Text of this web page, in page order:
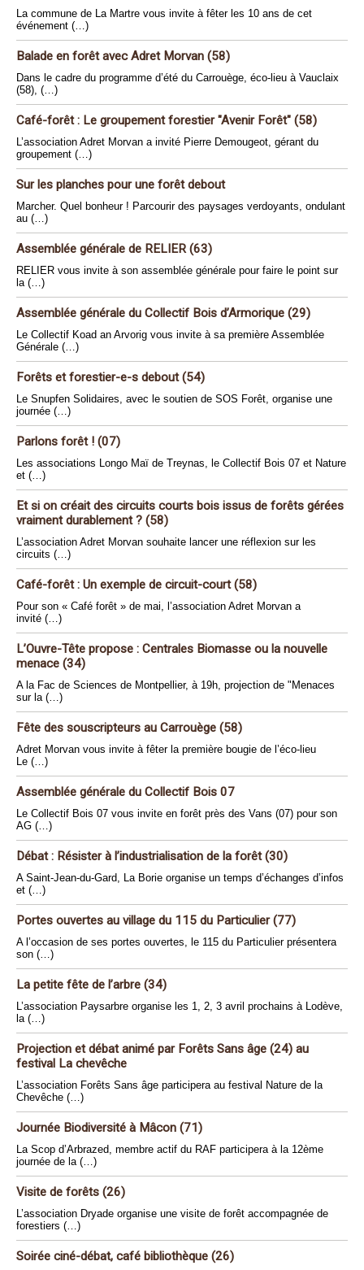
La commune de La Martre vous invite à fêter les 10 ans de cet
événement (…)
Balade en forêt avec Adret Morvan (58)
Dans le cadre du programme d’été du Carrouège, éco-lieu à Vauclaix
(58), (…)
Café-forêt : Le groupement forestier "Avenir Forêt" (58)
L’association Adret Morvan a invité Pierre Demougeot, gérant du
groupement (…)
Sur les planches pour une forêt debout
Marcher. Quel bonheur ! Parcourir des paysages verdoyants, ondulant
au (…)
Assemblée générale de RELIER (63)
RELIER vous invite à son assemblée générale pour faire le point sur
la (…)
Assemblée générale du Collectif Bois d’Armorique (29)
Le Collectif Koad an Arvorig vous invite à sa première Assemblée
Générale (…)
Forêts et forestier-e-s debout (54)
Le Snupfen Solidaires, avec le soutien de SOS Forêt, organise une
journée (…)
Parlons forêt ! (07)
Les associations Longo Maï de Treynas, le Collectif Bois 07 et Nature
et (…)
Et si on créait des circuits courts bois issus de forêts gérées
vraiment durablement ? (58)
L’association Adret Morvan souhaite lancer une réflexion sur les
circuits (…)
Café-forêt : Un exemple de circuit-court (58)
Pour son « Café forêt » de mai, l’association Adret Morvan a
invité (…)
L’Ouvre-Tête propose : Centrales Biomasse ou la nouvelle
menace (34)
A la Fac de Sciences de Montpellier, à 19h, projection de "Menaces
sur la (…)
Fête des souscripteurs au Carrouège (58)
Adret Morvan vous invite à fêter la première bougie de l’éco-lieu
Le (…)
Assemblée générale du Collectif Bois 07
Le Collectif Bois 07 vous invite en forêt près des Vans (07) pour son
AG (…)
Débat : Résister à l’industrialisation de la forêt (30)
A Saint-Jean-du-Gard, La Borie organise un temps d’échanges d’infos
et (…)
Portes ouvertes au village du 115 du Particulier (77)
A l’occasion de ses portes ouvertes, le 115 du Particulier présentera
son (…)
La petite fête de l’arbre (34)
L’association Paysarbre organise les 1, 2, 3 avril prochains à Lodève,
la (…)
Projection et débat animé par Forêts Sans âge (24) au
festival La chevêche
L’association Forêts Sans âge participera au festival Nature de la
Chevêche (…)
Journée Biodiversité à Mâcon (71)
La Scop d’Arbrazed, membre actif du RAF participera à la 12ème
journée de la (…)
Visite de forêts (26)
L’association Dryade organise une visite de forêt accompagnée de
forestiers (…)
Soirée ciné-débat, café bibliothèque (26)